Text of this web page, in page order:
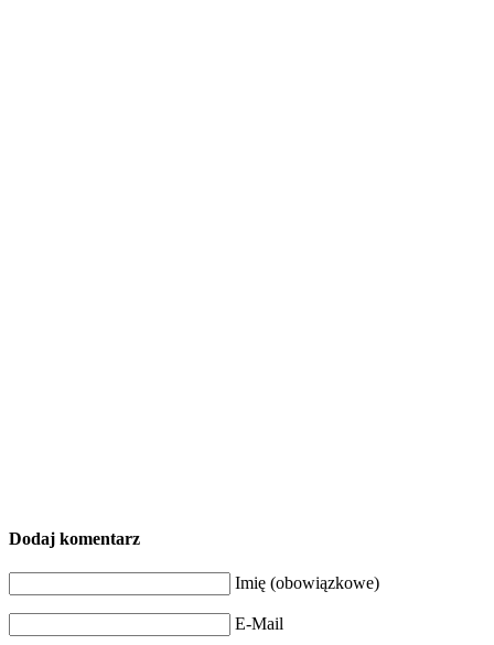
Dodaj komentarz
Imię (obowiązkowe)
E-Mail